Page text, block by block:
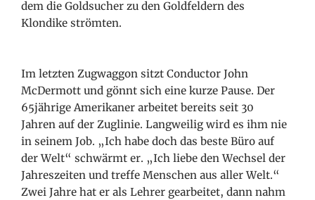
dem die Goldsucher zu den Goldfeldern des
Klondike strömten.
Im letzten Zugwaggon sitzt Conductor John
McDermott und gönnt sich eine kurze Pause. Der
65jährige Amerikaner arbeitet bereits seit 30
Jahren auf der Zuglinie. Langweilig wird es ihm nie
in seinem Job. „Ich habe doch das beste Büro auf
der Welt“ schwärmt er. „Ich liebe den Wechsel der
Jahreszeiten und treffe Menschen aus aller Welt.“
Zwei Jahre hat er als Lehrer gearbeitet, dann nahm